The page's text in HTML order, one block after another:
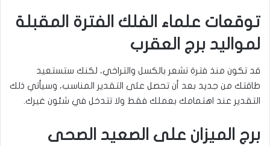
توقعات علماء الفلك الفترة المقبلة
لمواليد برج العقرب
قد تكون منذ فترة تشعر بالكسل والتراخي، لكنك ستستعيد
طاقتك من جديد بعد أن تحصل على التقدير المناسب، وسيأتي ذلك
التقدير عند اهتمامك بعملك فقط ولا تتدخل في شئون غيرك.
برج الميزان على الصعيد الصحى